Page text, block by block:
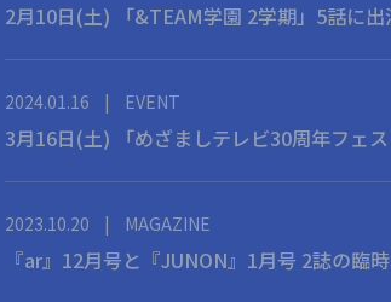
2月10日(土) 「&TEAM学園 2学期」5話に出
2024.01.16 | EVENT
3月16日(土) 「めざましテレビ30周年フェ
2023.10.20 | MAGAZINE
『ar』12月号と『JUNON』1月号 2誌の臨